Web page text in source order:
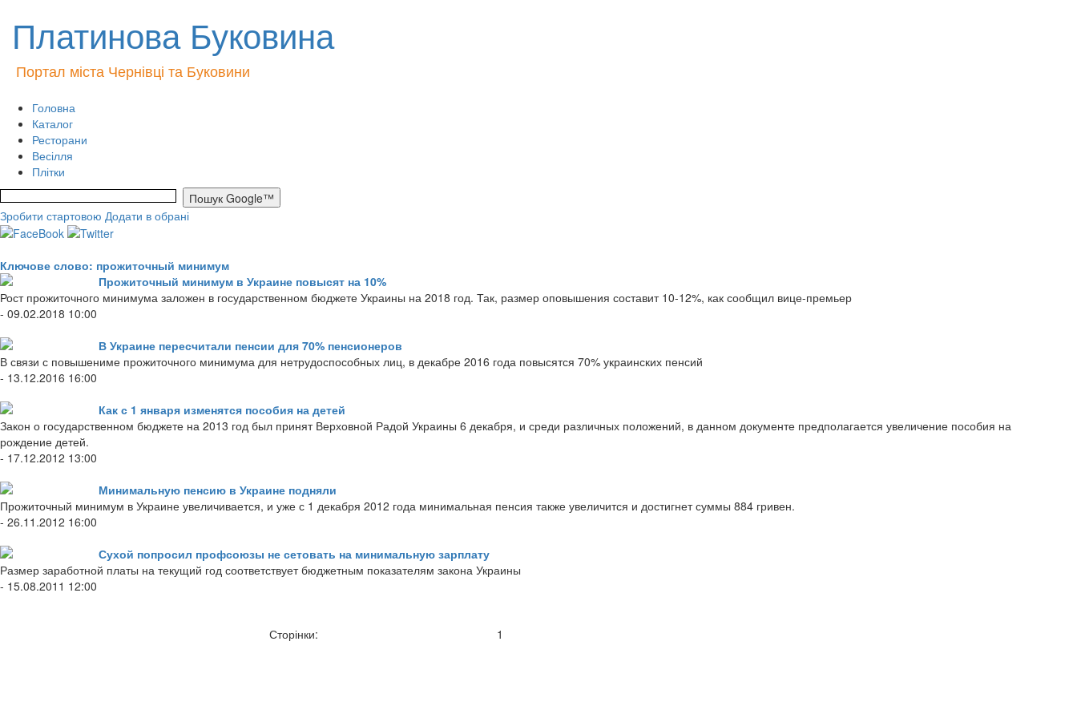
Платинова Буковина
Портал міста Чернівці та Буковини
Головна
Каталог
Ресторани
Весілля
Плітки
Зробити стартовою Додати в обрані
Ключове слово: прожиточный минимум
Прожиточный минимум в Украине повысят на 10%
Рост прожиточного минимума заложен в государственном бюджете Украины на 2018 год. Так, размер оповышения составит 10-12%, как сообщил вице-премьер
- 09.02.2018 10:00
В Украине пересчитали пенсии для 70% пенсионеров
В связи с повышениме прожиточного минимума для нетрудоспособных лиц, в декабре 2016 года повысятся 70% украинских пенсий
- 13.12.2016 16:00
Как с 1 января изменятся пособия на детей
Закон о государственном бюджете на 2013 год был принят Верховной Радой Украины 6 декабря, и среди различных положений, в данном документе предполагается увеличение пособия на
рождение детей.
- 17.12.2012 13:00
Минимальную пенсию в Украине подняли
Прожиточный минимум в Украине увеличивается, и уже с 1 декабря 2012 года минимальная пенсия также увеличится и достигнет суммы 884 гривен.
- 26.11.2012 16:00
Сухой попросил профсоюзы не сетовать на минимальную зарплату
Размер заработной платы на текущий год соответствует бюджетным показателям закона Украины
- 15.08.2011 12:00
Сторінки: 1